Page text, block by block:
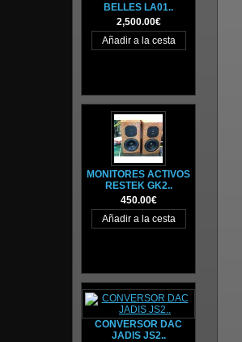
BELLES LA01..
2,500.00€
MONITORES ACTIVOS
RESTEK GK2..
450.00€
CONVERSOR DAC
JADIS JS2..